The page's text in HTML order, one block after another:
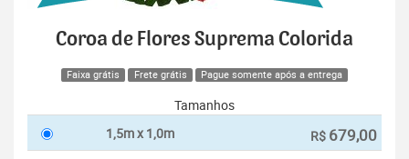
Coroa de Flores Suprema Colorida
Faixa grátis Frete grátis Pague somente após a entrega
Tamanhos
1,5m x 1,0m
R$ 679,00